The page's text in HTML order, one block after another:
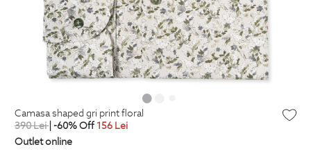
camasa shaped gri print floral
390Lei| -60% Off 156 Lei
Outlet online